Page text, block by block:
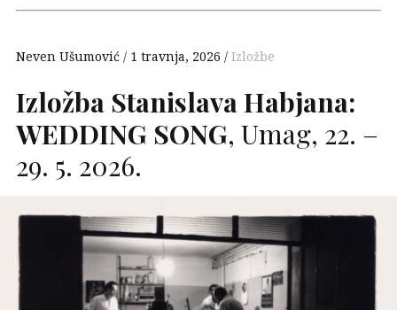
Neven Ušumović 1 travnja, 2026 Izložbe
Izložba Stanislava Habjana:
WEDDING SONG, Umag, 22. –
29. 5. 2026.